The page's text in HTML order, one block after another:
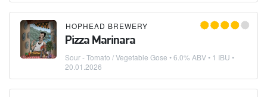
HOPHEAD BREWERY
Pizza Marinara
Sour - Tomato / Vegetable Gose • 6.0% ABV • 1 IBU •
20.01.2026